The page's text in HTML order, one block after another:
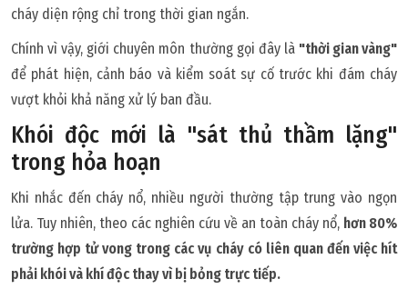
cháy diện rộng chỉ trong thời gian ngắn.
Chính vì vậy, giới chuyên môn thường gọi đây là "thời gian vàng"
để phát hiện, cảnh báo và kiểm soát sự cố trước khi đám cháy
vượt khỏi khả năng xử lý ban đầu.
Khói độc mới là "sát thủ thầm lặng"
trong hỏa hoạn
Khi nhắc đến cháy nổ, nhiều người thường tập trung vào ngọn
lửa. Tuy nhiên, theo các nghiên cứu về an toàn cháy nổ, hơn 80%
trường hợp tử vong trong các vụ cháy có liên quan đến việc hít
phải khói và khí độc thay vì bị bỏng trực tiếp.